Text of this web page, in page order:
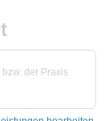
der Praxis